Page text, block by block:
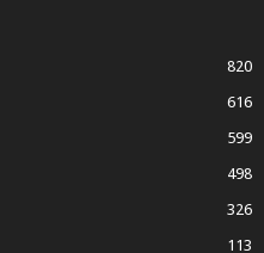
820
616
599
498
326
113